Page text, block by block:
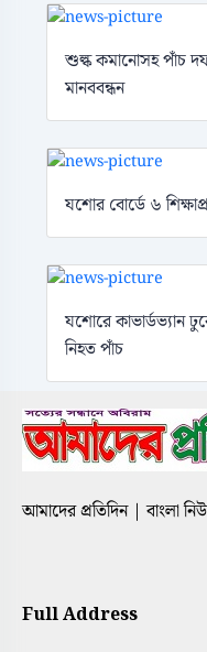
শুল্ক কমানোসহ পাঁচ
মানববন্ধন
যশোর বোর্ডে ৬
যশোরে কাভার্ডভ্যান
নিহত পাঁচ
আমাদের প্রতিদিন | বাংলা
Full Address